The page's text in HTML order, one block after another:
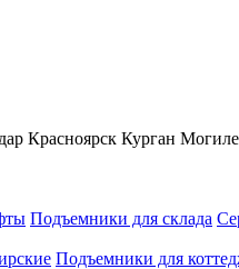
Красноярск Курган
Подъемники для склада
Подъемники для